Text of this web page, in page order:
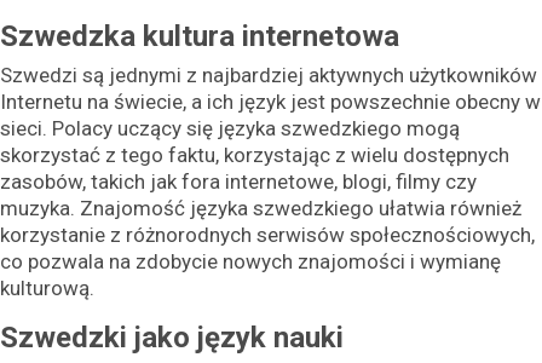
Szwedzka kultura internetowa
Szwedzi są jednymi z najbardziej aktywnych użytkowników
Internetu na świecie, a ich język jest powszechnie obecny w
sieci. Polacy uczący się języka szwedzkiego mogą
skorzystać z tego faktu, korzystając z wielu dostępnych
zasobów, takich jak fora internetowe, blogi, filmy czy
muzyka. Znajomość języka szwedzkiego ułatwia również
korzystanie z różnorodnych serwisów społecznościowych,
co pozwala na zdobycie nowych znajomości i wymianę
kulturową.
Szwedzki jako język nauki